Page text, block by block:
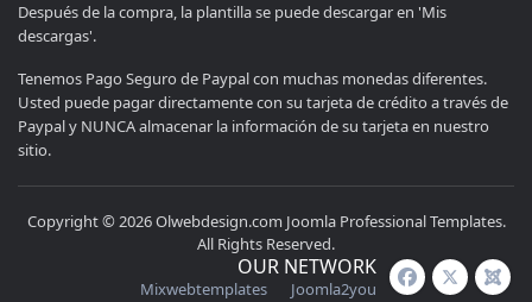
Después de la compra, la plantilla se puede descargar en 'Mis
descargas'.
Tenemos Pago Seguro de Paypal con muchas monedas diferentes.
Usted puede pagar directamente con su tarjeta de crédito a través de
Paypal y NUNCA almacenar la información de su tarjeta en nuestro
sitio.
Copyright © 2026 Olwebdesign.com Joomla Professional Templates.
All Rights Reserved.
OUR NETWORK
Mixwebtemplates Joomla2you